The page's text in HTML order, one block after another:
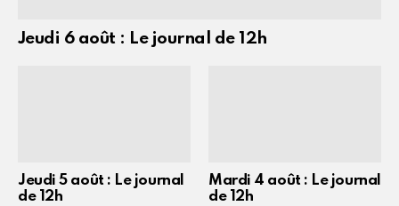
Jeudi 6 août : Le journal de 12h
Jeudi 5 août : Le journal
de 12h
Mardi 4 août : Le journal
de 12h